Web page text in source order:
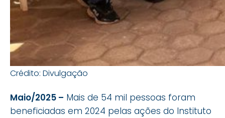
Crédito: Divulgação
Maio/2025 – Mais de 54 mil pessoas foram
beneficiadas em 2024 pelas ações do Instituto